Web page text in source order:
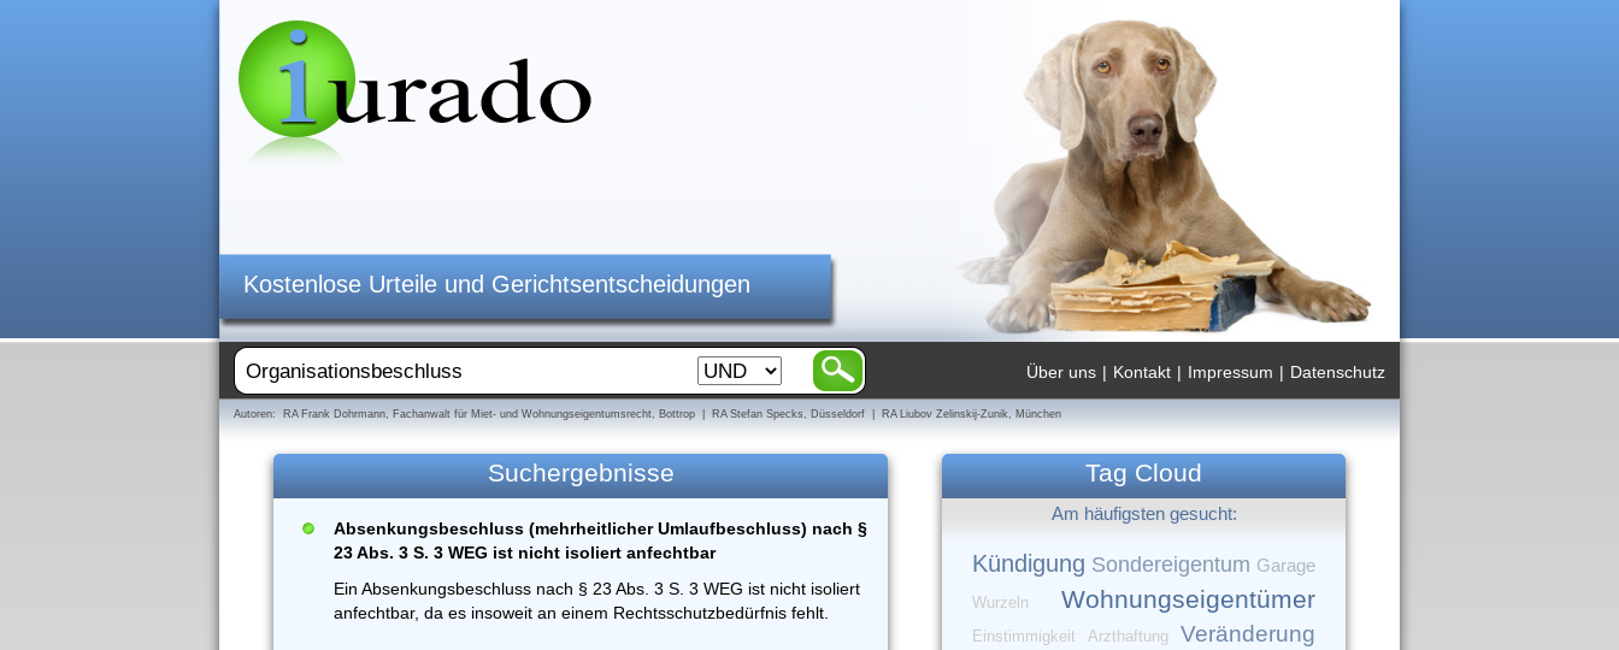
Kostenlose Urteile und Gerichtsentscheidungen
Datenschutz
|
Impressum
|
Kontakt
|
Über uns
Autoren: RA Frank Dohrmann, Fachanwalt für Miet- und Wohnungseigentumsrecht, Bottrop | RA Stefan Specks, Düsseldorf | RA Liubov Zelinskij-Zunik, München
Suchergebnisse
Absenkungsbeschluss (mehrheitlicher Umlaufbeschluss) nach §
23 Abs. 3 S. 3 WEG ist nicht isoliert anfechtbar
Ein Absenkungsbeschluss nach § 23 Abs. 3 S. 3 WEG ist nicht isoliert
anfechtbar, da es insoweit an einem Rechtsschutzbedürfnis fehlt.
Tag Cloud
Am häufigsten gesucht:
Kündigung Sondereigentum Garage
Wurzeln Wohnungseigentümer
Einstimmigkeit Arzthaftung Veränderung